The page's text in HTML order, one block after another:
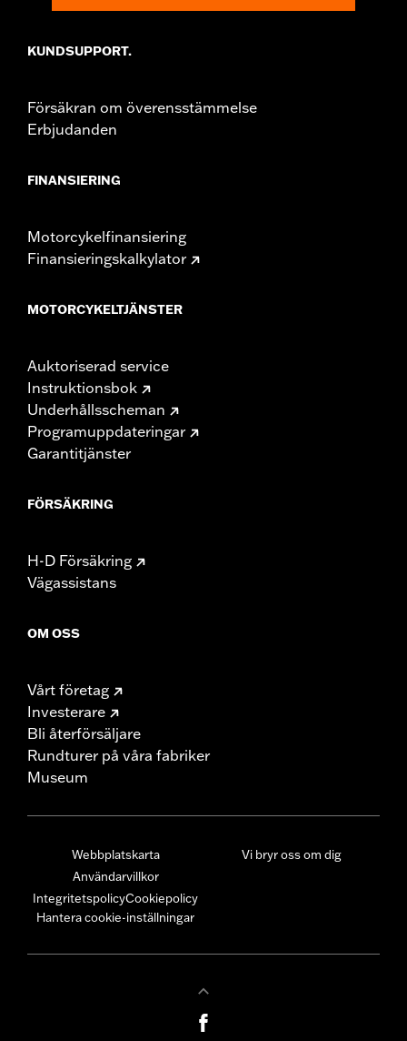
KUNDSUPPORT.
Försäkran om överensstämmelse
Erbjudanden
FINANSIERING
Motorcykelfinansiering
Finansieringskalkylator
MOTORCYKELTJÄNSTER
Auktoriserad service
Instruktionsbok
Underhållsscheman
Programuppdateringar
Garantitjänster
FÖRSÄKRING
H-D Försäkring
Vägassistans
OM OSS
Vårt företag
Investerare
Bli återförsäljare
Rundturer på våra fabriker
Museum
Webbplatskarta
Användarvillkor
IntegritetspolicyCookiepolicy
Hantera cookie-inställningar
Vi bryr oss om dig